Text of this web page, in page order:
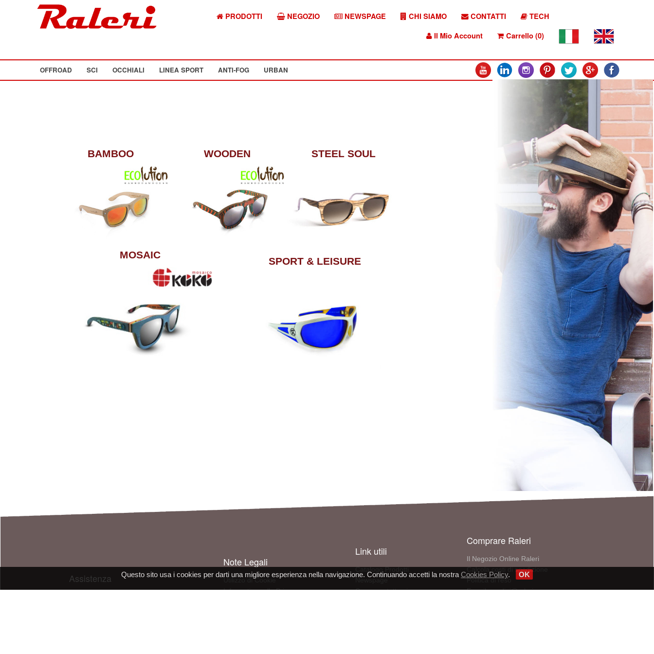
PRODOTTI NEGOZIO NEWSPAGE CHI SIAMO CONTATTI
TECH
Il Mio Account
Carrello (0)
OFFROAD SCI OCCHIALI LINEA SPORT ANTI-FOG URBAN
BAMBOO WOODEN STEEL SOUL
MOSAIC
SPORT & LEISURE
Questo sito usa i cookies per darti una migliore esperienza nella navigazione. Continuando accetti la nostra Cookies Policy. OK
Assistenza
Note Legali
Utilizzo di Cookie
Informativa sulla Privacy
Link utili
Catalogo Prodotti
Newspage
Come contattarci
Comprare Raleri
Il Negozio Online Raleri
Calcola costi di spedizione
Politica di reso
E-mail: ordini@raleri.com